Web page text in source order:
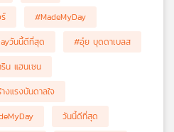
#MadeMyDay
วันนี้ดีที่สุด
#อุ๋ย บุดดาเบลส
น แฮนเซน
งแรงบันดาลใจ
วันนี้ดีที่สุด